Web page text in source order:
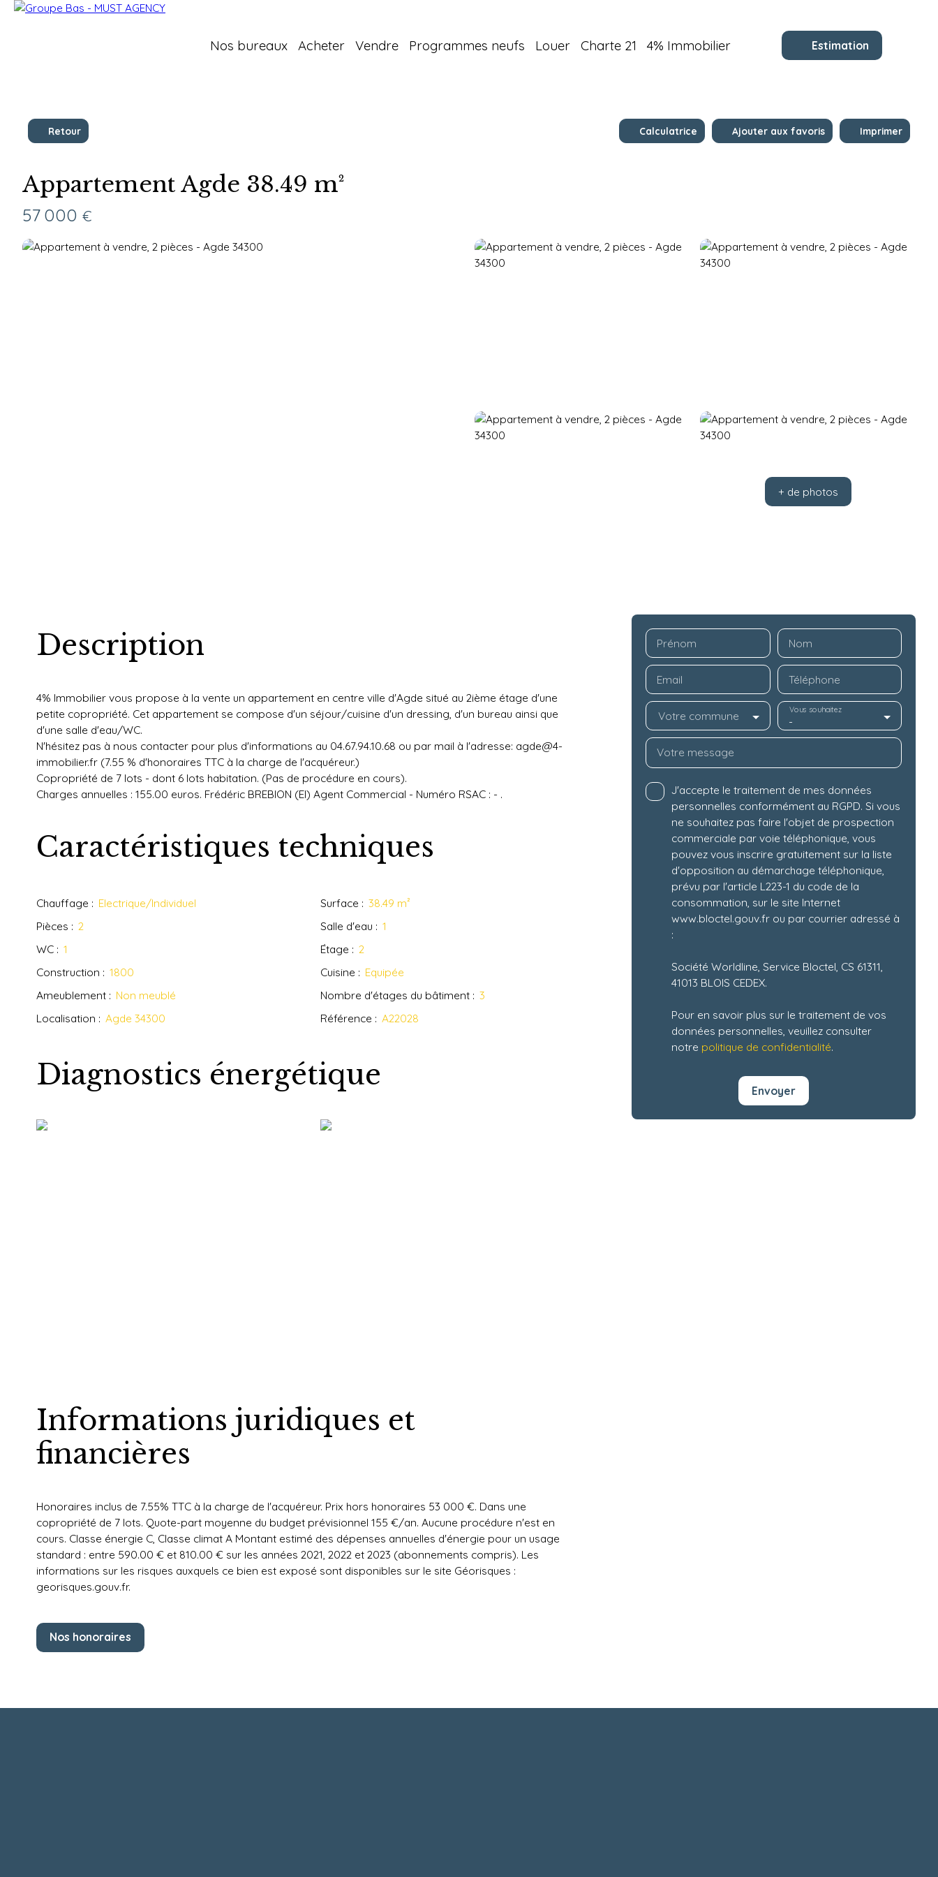
Nos bureaux Acheter Vendre Programmes neufs Louer Charte 21 4% Immobilier Estimation
Retour Calculatrice Ajouter aux favoris Imprimer
Appartement Agde 38.49 m²
57 000 €
+ de photos
Description
4% Immobilier vous propose à la vente un appartement en centre ville d'Agde situé au 2ième étage d'une
petite copropriété. Cet appartement se compose d'un séjour/cuisine d'un dressing, d'un bureau ainsi que
d'une salle d'eau/WC.
N'hésitez pas à nous contacter pour plus d'informations au 04.67.94.10.68 ou par mail à l'adresse: agde@4-
immobilier.fr (7.55 % d'honoraires TTC à la charge de l'acquéreur.)
Copropriété de 7 lots - dont 6 lots habitation. (Pas de procédure en cours).
Charges annuelles : 155.00 euros. Frédéric BREBION (EI) Agent Commercial - Numéro RSAC : - .
Caractéristiques techniques
Chauffage : Electrique/Individuel Surface : 38.49 m²
Pièces : 2 Salle d'eau : 1
WC : 1 Étage : 2
Construction : 1800 Cuisine : Equipée
Ameublement : Non meublé Nombre d'étages du bâtiment: 3
Localisation : Agde 34300 Référence : A22028
Diagnostics énergétique
Informations juridiques et
financières
Honoraires inclus de 7.55% TTC à la charge de l'acquéreur. Prix hors honoraires 53 000 €. Dans une
copropriété de 7 lots. Quote-part moyenne du budget prévisionnel 155 €/an. Aucune procédure n'est en
cours. Classe énergie C, Classe climat A Montant estimé des dépenses annuelles d'énergie pour un usage
standard : entre 590.00 € et 810.00 € sur les années 2021, 2022 et 2023 (abonnements compris). Les
informations sur les risques auxquels ce bien est exposé sont disponibles sur le site Géorisques :
georisques.gouv.fr.
Nos honoraires
Prénom Nom
Email Téléphone
Votre commune -
Vous souhaitez
Votre message
J'accepte le traitement de mes données
personnelles conformément au RGPD. Si vous
ne souhaitez pas faire l'objet de prospection
commerciale par voie téléphonique, vous
pouvez vous inscrire gratuitement sur la liste
d'opposition au démarchage téléphonique,
prévu par l'article L223-1 du code de la
consommation, sur le site Internet
www.bloctel.gouv.fr ou par courrier adressé à
:
Société Worldline, Service Bloctel, CS 61311,
41013 BLOIS CEDEX.
Pour en savoir plus sur le traitement de vos
données personnelles, veuillez consulter
notre politique de confidentialité.
Envoyer